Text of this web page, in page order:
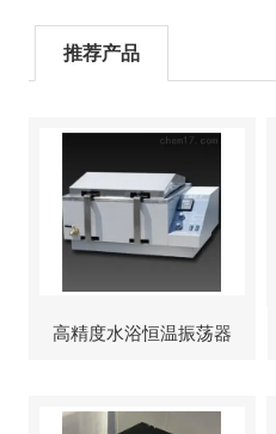
推荐产品
高精度水浴恒温振荡器